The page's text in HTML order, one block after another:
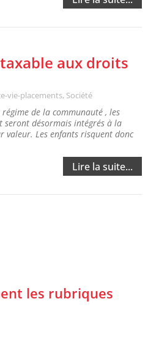
aux droits
vie-placements, Société
de la communauté , les
désormais intégrés à la
valeur. Les enfants risquent donc
Lire la suite...
les rubriques